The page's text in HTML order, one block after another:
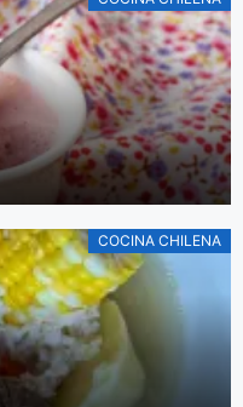
COCINA CHILENA